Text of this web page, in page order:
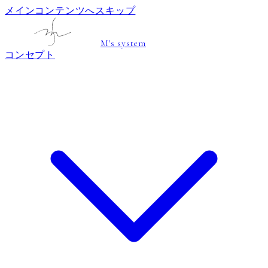
メインコンテンツへスキップ
M's system
コンセプト